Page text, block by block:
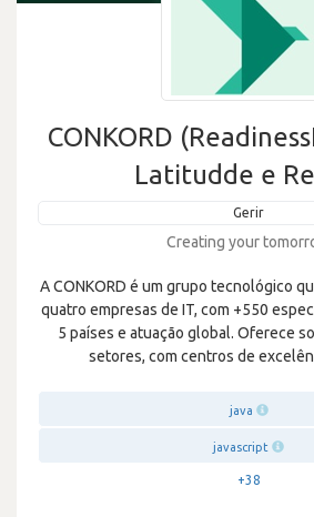
CONKORD
Latitudde e
Gerir
Creating your
A CONKORD é um grupo tecnológico
quatro empresas de IT, com +550
5 países e atuação global. Oferece
setores, com centros de
java
javascript
+38